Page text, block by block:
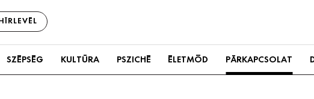
SZÉPSÉG KULTÚRA PSZICHÉ ÉLETMÓD PÁRKAPCSOLAT